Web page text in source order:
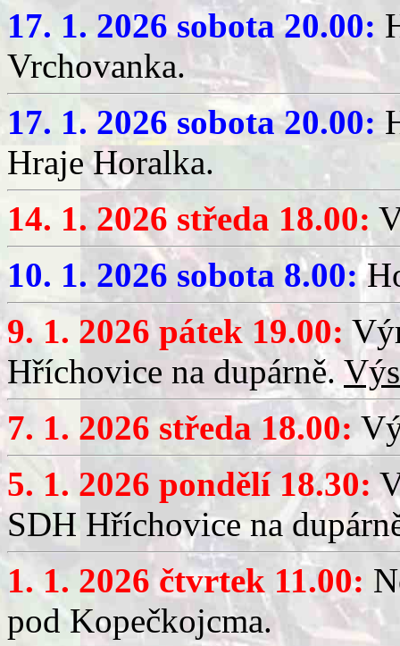
17. 1. 2026 sobota 20.00:
Vrchovanka.
17. 1. 2026 sobota 20.00:
Hraje Horalka.
14. 1. 2026 středa 18.00:
10. 1. 2026 sobota 8.00:
9. 1. 2026 pátek 19.00:
Hříchovice na dupárně.
7. 1. 2026 středa 18.00:
5. 1. 2026 pondělí 18.30:
SDH Hříchovice na
1. 1. 2026 čtvrtek 11.00:
pod Kopečkojcma.